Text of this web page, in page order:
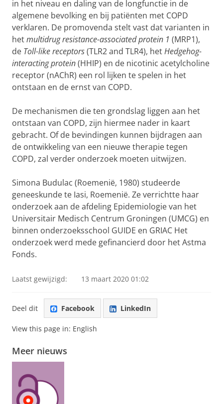
in het niveau en daling van de longfunctie in de
algemene bevolking en bij patiënten met COPD
verklaren. De promovenda stelt vast dat varianten in
hetmultidrug resistance-associated protein 1 (MRP1),
de Toll-like receptors(TLR2 and TLR4), hetHedgehog-
interacting protein(HHIP) en de nicotinic acetylcholine
receptor (nAChR) een rol lijken te spelen in het
ontstaan en de ernst van COPD.
De mechanismen die ten grondslag liggen aan het
ontstaan van COPD, zijn hiermee nader in kaart
gebracht. Of de bevindingen kunnen bijdragen aan
de ontwikkeling van een nieuwe therapie tegen
COPD, zal verder onderzoek moeten uitwijzen.
Simona Budulac (Roemenië, 1980) studeerde
geneeskunde te Iasi, Roemenië. Ze verrichtte haar
onderzoek aan de afdeling Epidemiologie van het
Universitair Medisch Centrum Groningen (UMCG) en
binnen onderzoeksschool GUIDE en GRIAC Het
onderzoek werd mede gefinancierd door het Astma
Fonds.
Laatst gewijzigd: 13 maart 2020 01:02
Deel dit Facebook LinkedIn
View this page in: English
Meer nieuws